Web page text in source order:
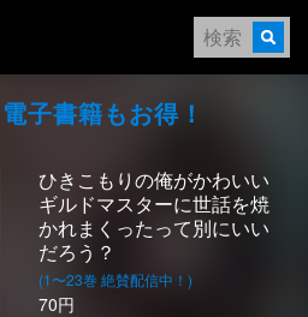
⼦書籍もお得！
ひきこもりの俺がかわいい
ギルドマスターに世話を焼
かれまくったって別にいい
だろう？
(1〜23巻 絶賛配信中！)
70円